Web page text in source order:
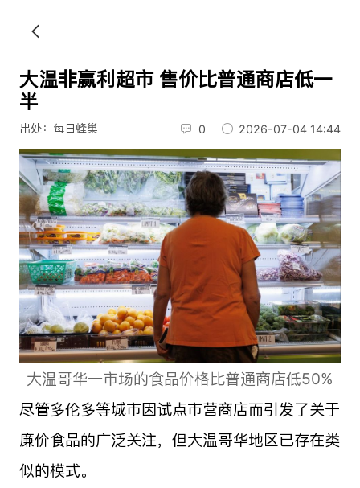
大温非赢利超市 售价比普通商店低一
半
出处：每日蜂巢 0 2026-07-04 14:44
大温哥华一市场的食品价格比普通商店低50%
尽管多伦多等城市因试点市营商店而引发了关于
廉价食品的广泛关注，但大温哥华地区已存在类
似的模式。